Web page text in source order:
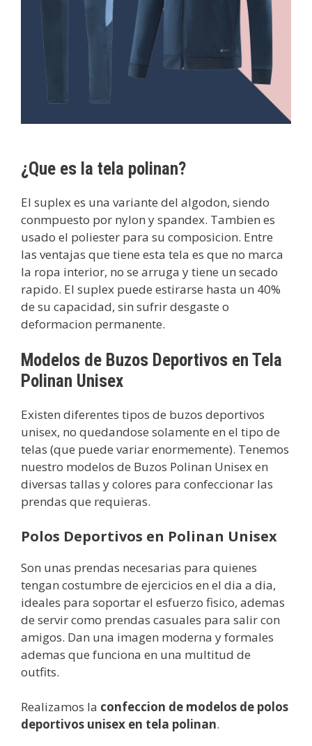
¿Que es la tela polinan?
El suplex es una variante del algodon, siendo
conmpuesto por nylon y spandex. Tambien es
usado el poliester para su composicion. Entre
las ventajas que tiene esta tela es que no marca
la ropa interior, no se arruga y tiene un secado
rapido. El suplex puede estirarse hasta un 40%
de su capacidad, sin sufrir desgaste o
deformacion permanente.
Modelos de Buzos Deportivos en Tela
Polinan Unisex
Existen diferentes tipos de buzos deportivos
unisex, no quedandose solamente en el tipo de
telas (que puede variar enormemente). Tenemos
nuestro modelos de Buzos Polinan Unisex en
diversas tallas y colores para confeccionar las
prendas que requieras.
Polos Deportivos en Polinan Unisex
Son unas prendas necesarias para quienes
tengan costumbre de ejercicios en el dia a dia,
ideales para soportar el esfuerzo fisico, ademas
de servir como prendas casuales para salir con
amigos. Dan una imagen moderna y formales
ademas que funciona en una multitud de
outfits.
Realizamos la confeccion de modelos de polos
deportivos unisex en tela polinan.